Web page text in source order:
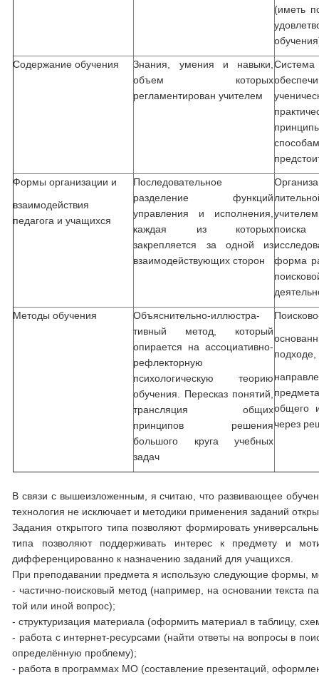
(иметь
Содержание обучения
Знания, умения и навыки,
объем которых
регламентирован учителем
Формы организации и
взаимодействия
педагога и учащихся
Последовательное
разделение функций
управления и исполнения,
каждая из которых
закрепляется за одной из
взаимодействующих сторон
поиска
форма
Методы обучения
Объяснительно-иллюстра­
тивный метод, который
опирается на ассоциативно-
рефлекторную
психологическую теорию
обучения. Пересказ понятий,
трансляция общих
принципов решения
большого круга учебных
задач
подходе,
общего
через
В связи с вышеизложенным, я считаю, что развивающее
технология не исключает и методики применения заданий
Задания открытого типа позволяют формировать
типа позволяют поддерживать интерес к предмету и
дифференцированно к назначению заданий для учащихся.
При преподавании предмета я использую следующие формы,
- частично-поисковый метод (например, на основании текста
той или иной вопрос);
- структуризация материала (оформить материал в таблицу,
- работа с интернет-ресурсами (найти ответы на вопросы в
определённую проблему);
- работа в программах МО (составление презентаций,